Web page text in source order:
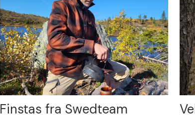
Finstas fra Swedteam